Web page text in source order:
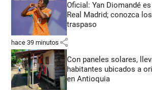
Oficial: Yan Diomandé
Real Madrid; conozca
traspaso
hace 39 minutos share
Con paneles solares,
habitantes ubicados a
en Antioquia